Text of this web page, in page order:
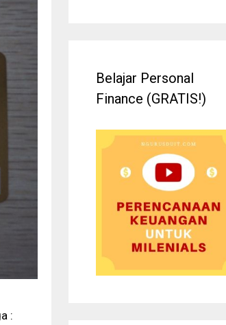
:
Belajar Personal
Finance (GRATIS!)